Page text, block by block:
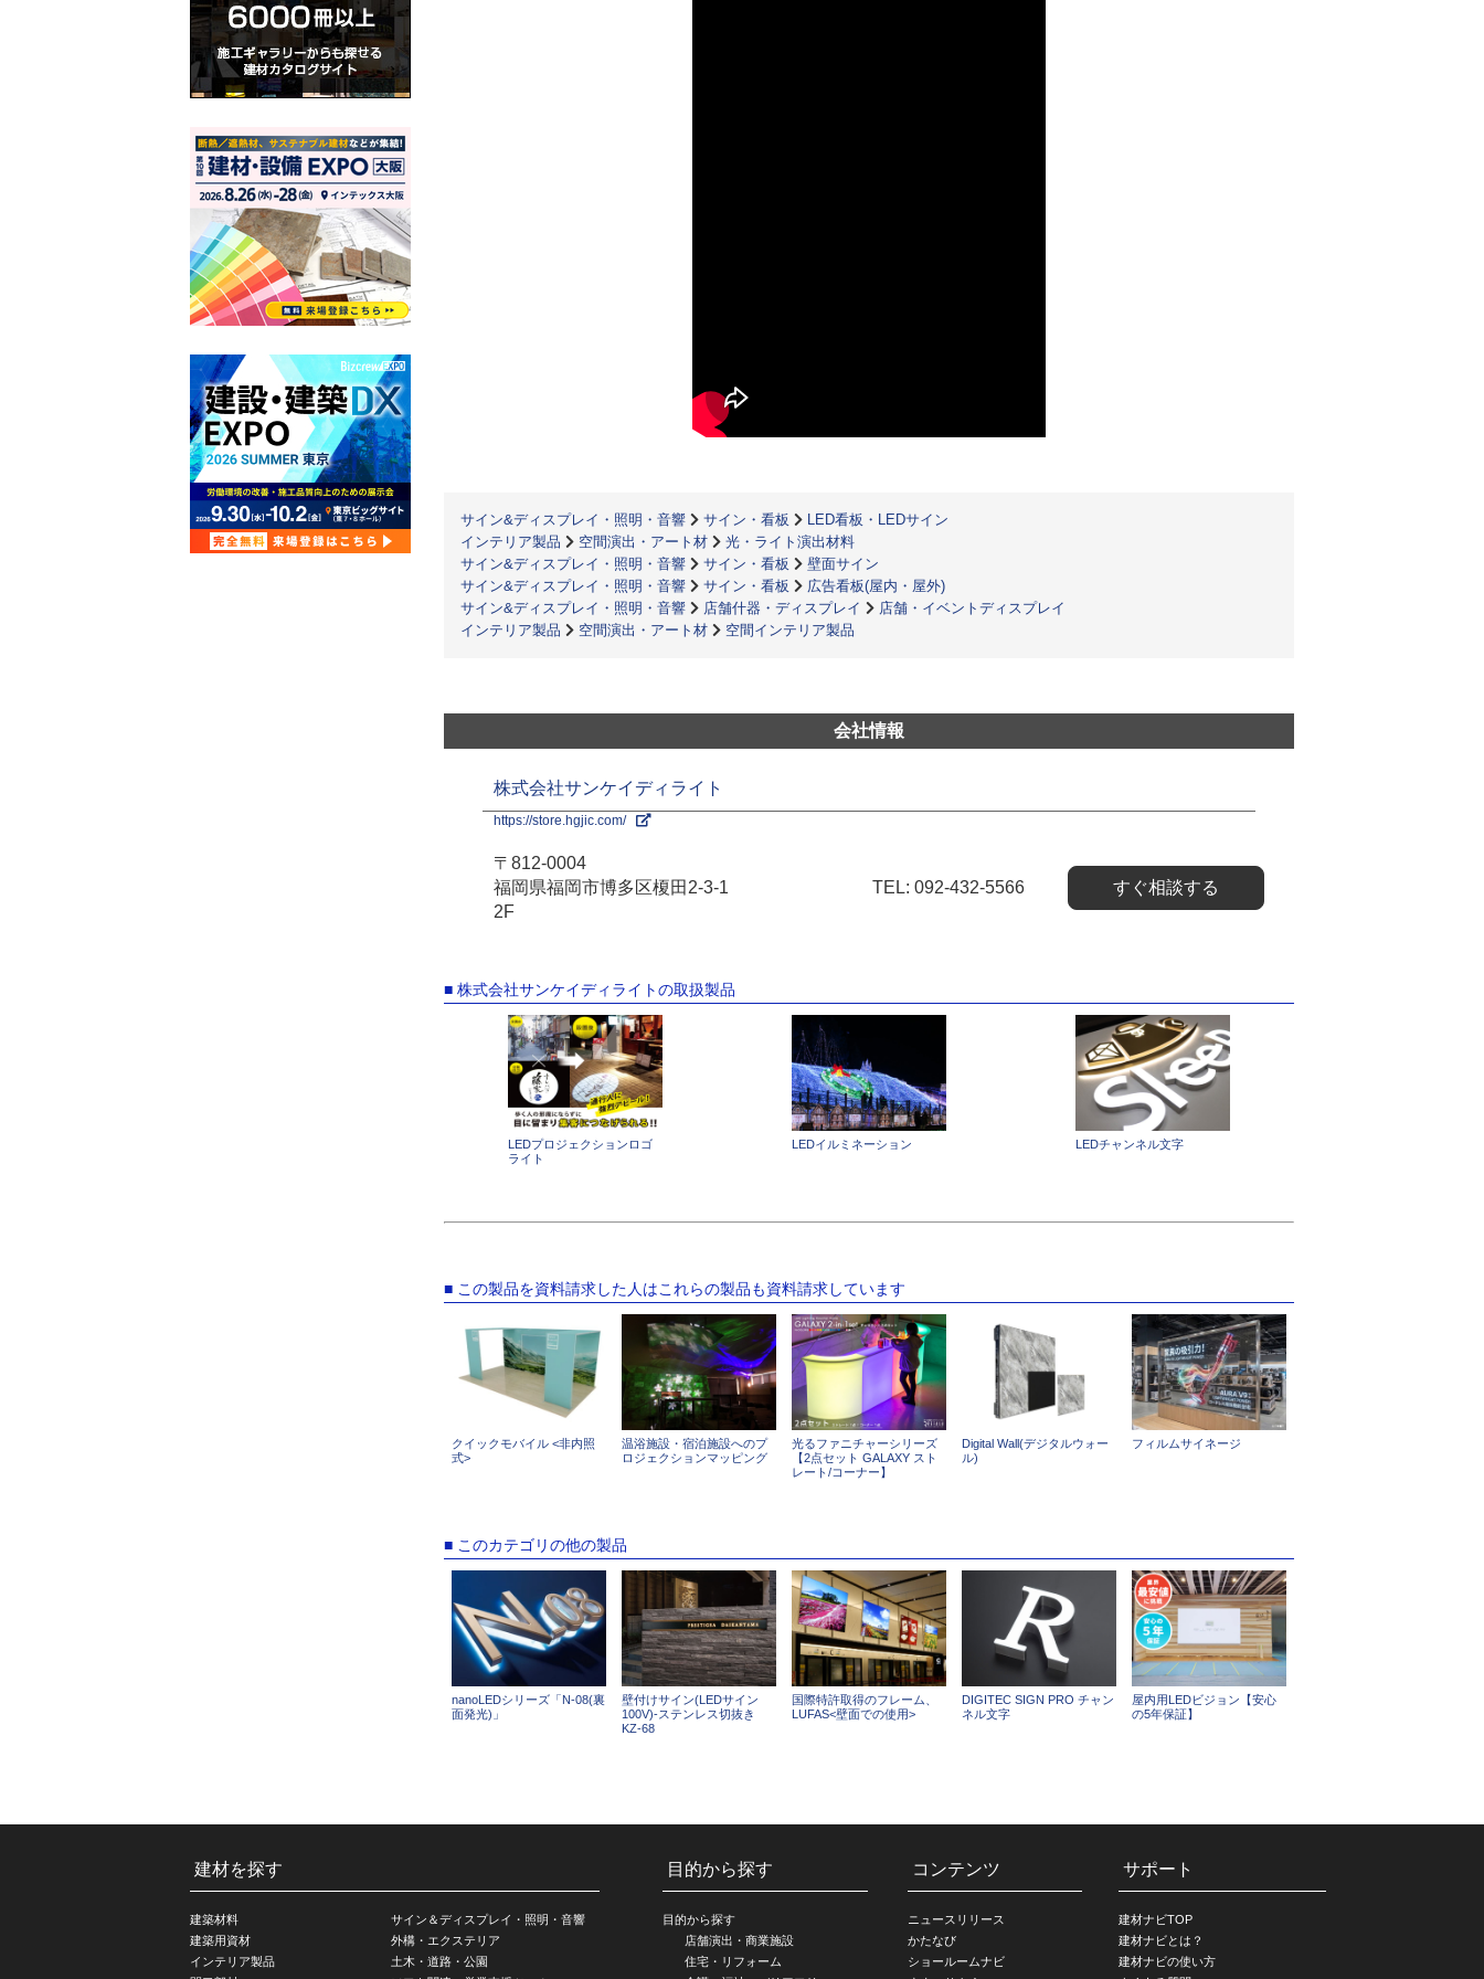
サイン&ディスプレイ・照明・音響 サイン・看板
LED看板・LEDサイン
インテリア製品
空間演出・アート材
光・ライト演出材料
サイン&ディスプレイ・照明・音響
サイン・看板
壁面サイン
サイン&ディスプレイ・照明・音響
サイン・看板
広告看板(屋内・屋外)
サイン&ディスプレイ・照明・音響
店舗什器・ディスプレイ
店舗・イベントディスプレイ
インテリア製品
空間演出・アート材 空間インテリア製品
会社情報
株式会社サンケイディライト
https://store.hgjic.com/
〒812-0004
福岡県福岡市博多区榎田2-3-1
2F
TEL: 092-432-5566 すぐ相談する
■ 株式会社サンケイディライトの取扱製品
LEDプロジェクションロゴ
ライト
LEDイルミネーション LEDチャンネル文字
■ この製品を資料請求した人はこれらの製品も資料請求しています
クイックモバイル <非内照
式>
温浴施設・宿泊施設へのプ
ロジェクションマッピング
光るファニチャーシリーズ
【2点セット GALAXY スト
レート/コーナー】
Digital Wall(デジタルウォー
ル)
フィルムサイネージ
■ このカテゴリの他の製品
nanoLEDシリーズ「N-08(裏
面発光)」
壁付けサイン(LEDサイン
100V)-ステンレス切抜き
KZ-68
国際特許取得のフレーム、
LUFAS<壁面での使用>
DIGITEC SIGN PRO チャン
ネル文字
屋内用LEDビジョン【安心
の5年保証】
建材を探す
建築材料
建築用資材
インテリア製品
サイン＆ディスプレイ・照明・音響
外構・エクステリア
土木・道路・公園
目的から探す
目的から探す
店舗演出・商業施設
住宅・リフォーム
コンテンツ
ニュースリリース
かたなび
ショールームナビ
サポート
建材ナビTOP
建材ナビとは？
建材ナビの使い方